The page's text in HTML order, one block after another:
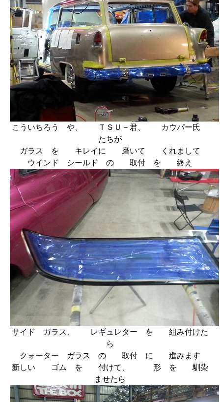
こういちろう や、 ＴＳＵ－君、 カウパー氏
たちが
ガラス を キレイに 磨いて くれまして
ウインド シールド の 取付 を 終え
サイド ガラス、 レギュレター を 組み付けた
ら
クォーター ガラス の 取付 に 進みます
新しい ゴム を 付けて、 形 を 馴染
ませたら